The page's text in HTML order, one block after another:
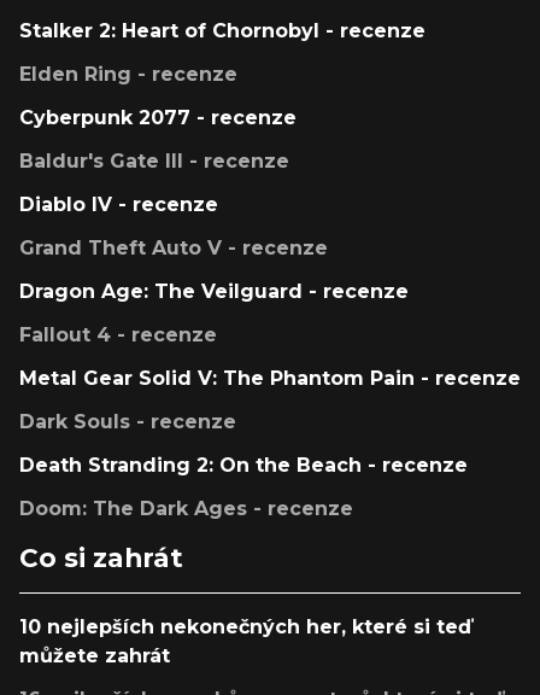
Stalker 2: Heart of Chornobyl - recenze
Elden Ring - recenze
Cyberpunk 2077 - recenze
Baldur's Gate III - recenze
Diablo IV - recenze
Grand Theft Auto V - recenze
Dragon Age: The Veilguard - recenze
Fallout 4 - recenze
Metal Gear Solid V: The Phantom Pain - recenze
Dark Souls - recenze
Death Stranding 2: On the Beach - recenze
Doom: The Dark Ages - recenze
Co si zahrát
10 nejlepších nekonečných her, které si teď
můžete zahrát